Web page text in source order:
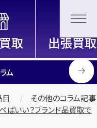
と実績の買取専門店「買取大
ム
その他のコラム記事
ばいい？ブランド品買取で